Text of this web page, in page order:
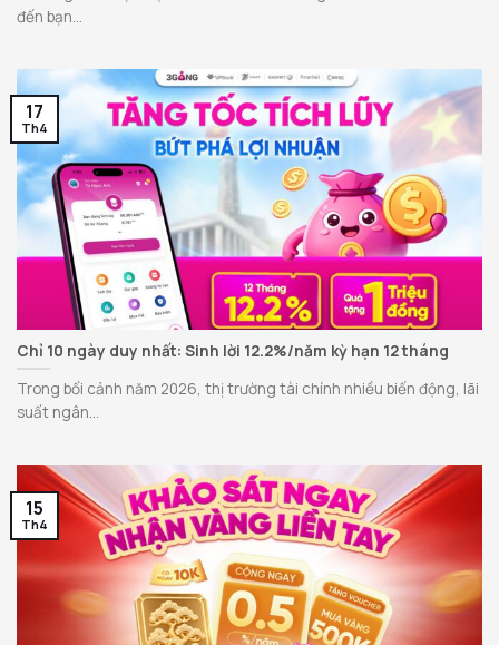
đến bạn...
Chỉ 10 ngày duy nhất: Sinh lời 12.2%/năm kỳ hạn 12 tháng
Trong bối cảnh năm 2026, thị trường tài chính nhiều biến động, lãi
suất ngân...
17
Th4
15
Th4